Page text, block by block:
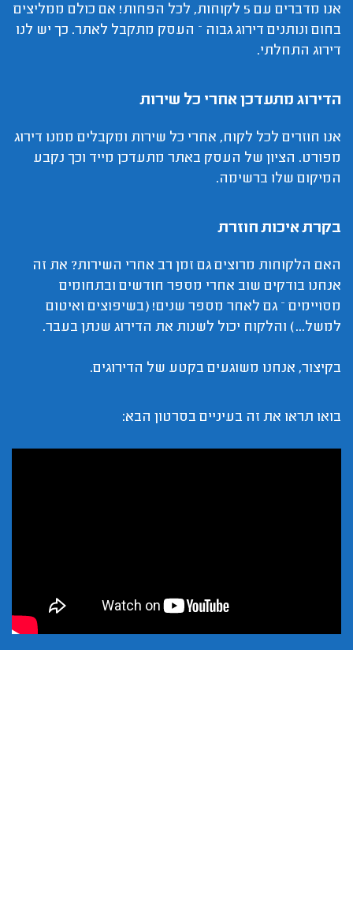
אנו מדברים עם 5 לקוחות, לכל הפחות! אם כולם ממליצים
בחום ונותנים דירוג גבוה – העסק מתקבל לאתר. כך יש לנו
דירוג התחלתי.
הדירוג מתעדכן אחרי כל שירות
אנו חוזרים לכל לקוח, אחרי כל שירות ומקבלים ממנו דירוג
מפורט. הציון של העסק באתר מתעדכן מייד וכך נקבע
המיקום שלו ברשימה.
בקרת איכות חוזרת
האם הלקוחות מרוצים גם זמן רב אחרי השירות? את זה
אנחנו בודקים שוב אחרי מספר חודשים ובתחומים
מסויימים – גם לאחר מספר שנים! (בשיפוצים ואיטום
למשל...) והלקוח יכול לשנות את הדירוג שנתן בעבר.
בקיצור, אנחנו משוגעים בקטע של הדירוגים.
בואו תראו את זה בעיניים בסרטון הבא: